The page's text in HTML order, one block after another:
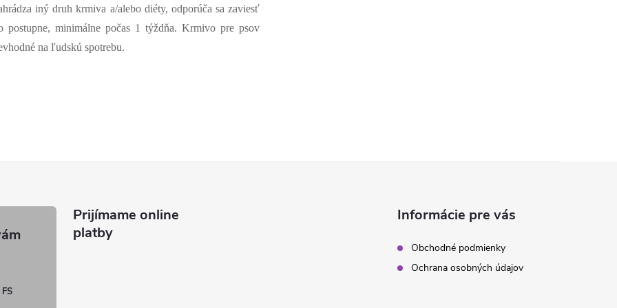
iný druh krmiva a/alebo diéty, odporúča sa zaviesť
postupne, minimálne počas 1 týždňa. Krmivo pre psov
na ľudskú spotrebu.
Prijímame online
platby
Informácie pre vás
Obchodné podmienky
Ochrana osobných údajov